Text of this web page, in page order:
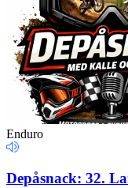
Enduro
Depåsnack: 32.